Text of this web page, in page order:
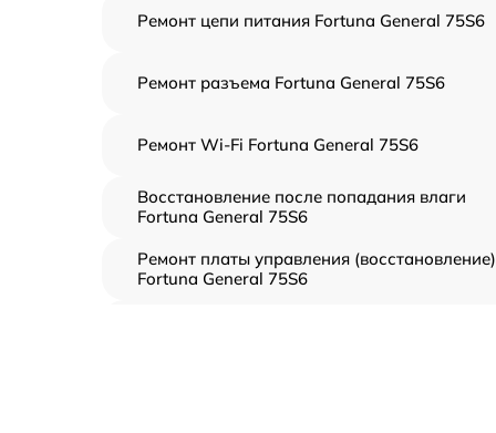
Ремонт цепи питания Fortuna General 75S6
Ремонт разъема Fortuna General 75S6
Ремонт Wi-Fi Fortuna General 75S6
Восстановление после попадания влаги
Fortuna General 75S6
Ремонт платы управления (восстановление)
Fortuna General 75S6